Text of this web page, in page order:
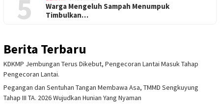
5
Warga Mengeluh Sampah Menumpuk
Timbulkan…
Berita Terbaru
KDKMP Jembungan Terus Dikebut, Pengecoran Lantai Masuk Tahap
Pengecoran Lantai.
Pegangan dan Sentuhan Tangan Membawa Asa, TMMD Sengkuyung
Tahap III TA. 2026 Wujudkan Hunian Yang Nyaman